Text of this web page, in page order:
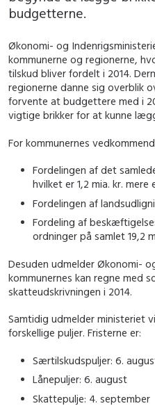
budgetterne.
Økonomi- og
kommunerne og regionerne,
tilskud bliver fordelt i 2014.
regionerne danne sig overblik
forvente at budgettere med i
vigtige brikker for at kunne
For kommunernes
Fordelingen af det
hvilket er 1,2 mia. kr. mere
Fordelingen af
Fordeling af
ordninger på samlet 19,2
Desuden udmelder Økonomi-
kommunernes kan regne med
skatteudskrivningen i 2014.
Samtidig udmelder ministeriet
forskellige puljer. Fristerne er:
Særtilskudspuljer: 6.
Lånepuljer: 6. august
Skattepulje: 4. september